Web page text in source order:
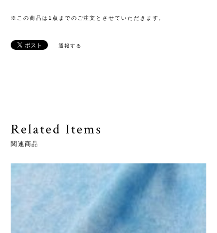
※この商品は1点までのご注文とさせていただきます。
通報する
Related Items
関連商品